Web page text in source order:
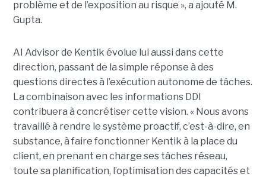
problème et de l’exposition au risque », a ajouté M.
Gupta.
AI Advisor de Kentik évolue lui aussi dans cette
direction, passant de la simple réponse à des
questions directes à l’exécution autonome de tâches.
La combinaison avec les informations DDI
contribuera à concrétiser cette vision. « Nous avons
travaillé à rendre le système proactif, c’est-à-dire, en
substance, à faire fonctionner Kentik à la place du
client, en prenant en charge ses tâches réseau,
toute sa planification, l’optimisation des capacités et